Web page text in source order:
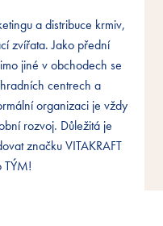
a distribuce krmiv,
zvířata. Jako přední
jiné v obchodech se
centrech a
organizaci je vždy
rozvoj. Důležitá je
značku VITAKRAFT
TÝM!
a distribuce krmiv,
zvířata. Jako přední
jiné v obchodech se
centrech a
organizaci je vždy
rozvoj. Důležitá je
značku VITAKRAFT
TÝM!
a distribuce krmiv,
zvířata. Jako přední
jiné v obchodech se
centrech a
organizaci je vždy
rozvoj. Důležitá je
značku VITAKRAFT
TÝM!